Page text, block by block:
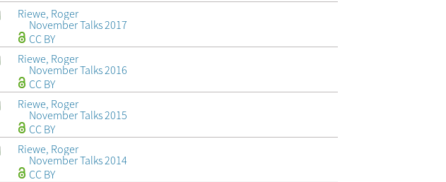
Riewe, Roger
November Talks 2017
CC BY
Riewe, Roger
November Talks 2016
CC BY
Riewe, Roger
November Talks 2015
CC BY
Riewe, Roger
November Talks 2014
CC BY